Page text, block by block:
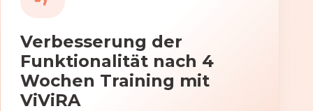
Verbesserung der
Funktionalität nach 4
Wochen Training mit
ViViRA